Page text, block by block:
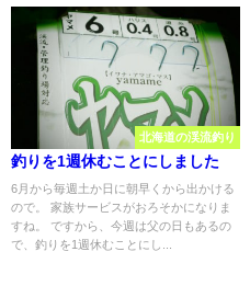
北海道の渓流釣り
釣りを1週休むことにしました
6月から毎週土か日に朝早くから出かける
ので。 家族サービスがおろそかになりま
すね。 ですから、今週は父の日もあるの
で、釣りを1週休むことにし...